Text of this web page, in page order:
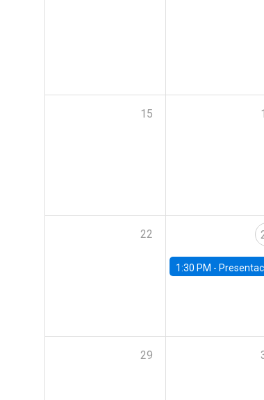
15
22
1:30 PM - Presentación IPoM de
29